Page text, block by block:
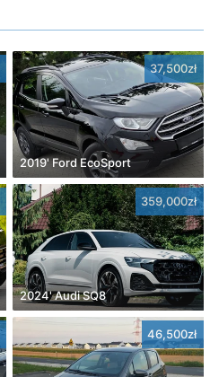
37,500zł
2019' Ford EcoSport
359,000zł
2024' Audi SQ8
46,500zł